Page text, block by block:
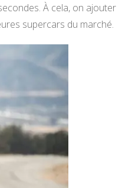
À cela, on ajouter
supercars du marché.